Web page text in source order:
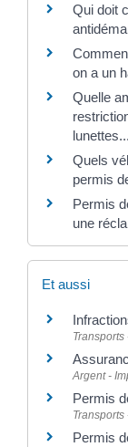
Qui doit
on a un
Quelle
Quels
permis
Permis
une
Et aussi
Argent -
Permis
Permis